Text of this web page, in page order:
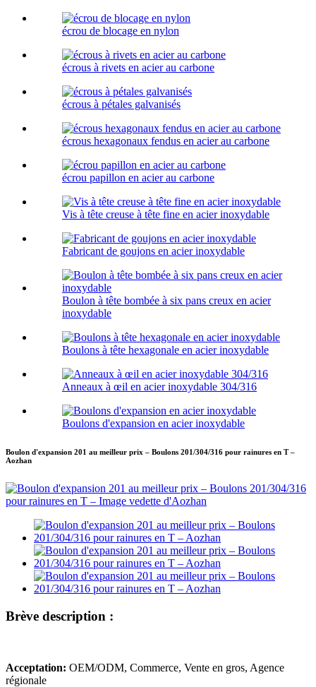
écrou de blocage en nylon
écrous à rivets en acier au carbone
écrous à pétales galvanisés
écrous hexagonaux fendus en acier au carbone
écrou papillon en acier au carbone
Vis à tête creuse à tête fine en acier inoxydable
Fabricant de goujons en acier inoxydable
Boulon à tête bombée à six pans creux en acier
inoxydable
Boulons à tête hexagonale en acier inoxydable
Anneaux à œil en acier inoxydable 304/316
Boulons d'expansion en acier inoxydable
Boulon d'expansion 201 au meilleur prix – Boulons 201/304/316 pour rainures en T –
Aozhan
Brève description :
Acceptation: OEM/ODM, Commerce, Vente en gros, Agence
régionale